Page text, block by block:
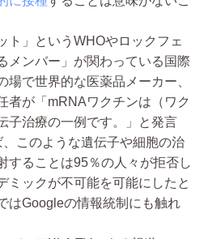
」というWHOやロックフェ
メンバー」が関わっている国際
で世界的な医薬品メーカー、
者が「mRNAワクチンは（ワク
子治療の一例です。」と発言
このような遺伝子や細胞の治
することは95％の人々が拒否し
ミックが不可能を可能にしたと
はGoogleの情報統制にも触れ